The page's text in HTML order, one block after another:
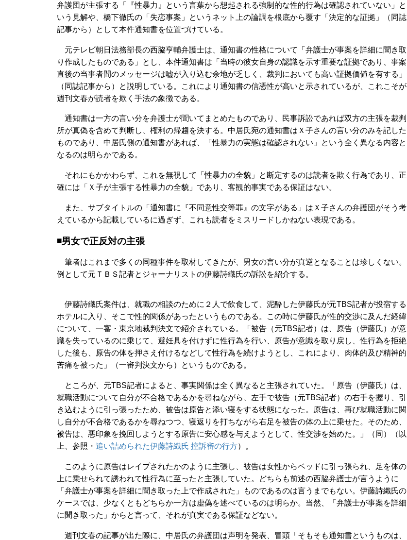
弁護団が主張する「『性暴力』という言葉から想起される強制的な性的行為は確認されていない」と
いう見解や、橋下徹氏の「失恋事案」というネット上の論調を根底から覆す「決定的な証拠」（同誌
記事から）として本件通知書を位置づけている。
元テレビ朝日法務部長の西脇亨輔弁護士は、通知書の性格について「弁護士が事案を詳細に聞き取
り作成したものである」とし、本件通知書は「当時の彼女自身の認識を示す重要な証拠であり、事案
直後の当事者間のメッセージは嘘が入り込む余地が乏しく、裁判においても高い証拠価値を有する」
（同誌記事から）と説明している。これにより通知書の信憑性が高いと示されているが、これこそが
週刊文春が読者を欺く手法の象徴である。
通知書は一方の言い分を弁護士が聞いてまとめたものであり、民事訴訟であれば双方の主張を裁判
所が真偽を含めて判断し、権利の帰趨を決する。中居氏宛の通知書はＸ子さんの言い分のみを記した
ものであり、中居氏側の通知書があれば、「性暴力の実態は確認されない」という全く異なる内容と
なるのは明らかである。
それにもかかわらず、これを無視して「性暴力の全貌」と断定するのは読者を欺く行為であり、正
確には「Ｘ子が主張する性暴力の全貌」であり、客観的事実である保証はない。
また、サブタイトルの「通知書に『不同意性交等罪』の文字がある」はＸ子さんの弁護団がそう考
えているから記載しているに過ぎず、これも読者をミスリードしかねない表現である。
◾️男女で正反対の主張
筆者はこれまで多くの同種事件を取材してきたが、男女の言い分が真逆となることは珍しくない。
例として元ＴＢＳ記者とジャーナリストの伊藤詩織氏の訴訟を紹介する。
伊藤詩織氏案件は、就職の相談のために２人で飲食して、泥酔した伊藤氏が元TBS記者が投宿する
ホテルに入り、そこで性的関係があったというものである。この時に伊藤氏が性的交渉に及んだ経緯
について、一審・東京地裁判決文で紹介されている。「被告（元TBS記者）は、原告（伊藤氏）が意
識を失っているのに乗じて、避妊具を付けずに性行為を行い、原告が意識を取り戻し、性行為を拒絶
した後も、原告の体を押さえ付けるなどして性行為を続けようとし、これにより、肉体的及び精神的
苦痛を被った」（一審判決文から）というものである。
ところが、元TBS記者によると、事実関係は全く異なると主張されていた。「原告（伊藤氏）は、
就職活動について自分が不合格であるかを尋ねながら、左手で被告（元TBS記者）の右手を握り、引
き込むように引っ張ったため、被告は原告と添い寝をする状態になった。原告は、再び就職活動に関
し自分が不合格であるかを尋ねつつ、寝返りを打ちながら右足を被告の体の上に乗せた。そのため、
被告は、悪印象を挽回しようとする原告に安心感を与えようとして、性交渉を始めた。」（同）（以
上、参照・ 追い詰められた伊藤詩織氏 控訴審の行方）。
このように原告はレイプされたかのように主張し、被告は女性からベッドに引っ張られ、足を体の
上に乗せられて誘われて性行為に至ったと主張していた。どちらも前述の西脇弁護士が言うように
「弁護士が事案を詳細に聞き取った上で作成された」ものであるのは言うまでもない。伊藤詩織氏の
ケースでは、少なくともどちらか一方は虚偽を述べているのは明らか。当然、「弁護士が事案を詳細
に聞き取った」からと言って、それが真実である保証などない。
週刊文春の記事が出た際に、中居氏の弁護団は声明を発表、冒頭「そもそも通知書というものは、